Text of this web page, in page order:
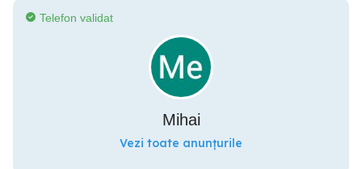
Telefon validat
Mihai
Vezi toate anunțurile